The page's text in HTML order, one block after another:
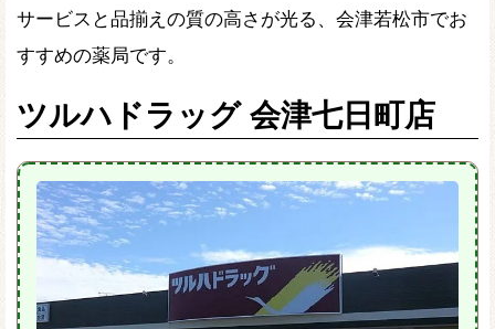
サービスと品揃えの質の高さが光る、会津若松市でお
すすめの薬局です。
ツルハドラッグ 会津七日町店